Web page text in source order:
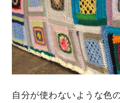
自分が使わないような色